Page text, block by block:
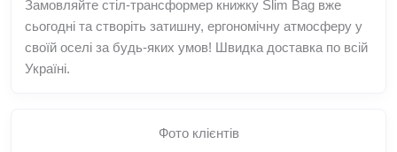
Замовляйте стіл-трансформер книжку Slim Bag вже
сьогодні та створіть затишну, ергономічну атмосферу у
своїй оселі за будь-яких умов! Швидка доставка по всій
Україні.
Фото клієнтів